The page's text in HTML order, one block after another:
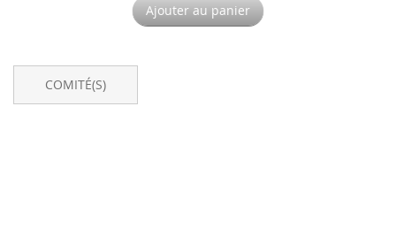
Ajouter au panier
COMITÉ(S)